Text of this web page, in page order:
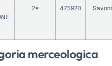
merceologica
2* 475920